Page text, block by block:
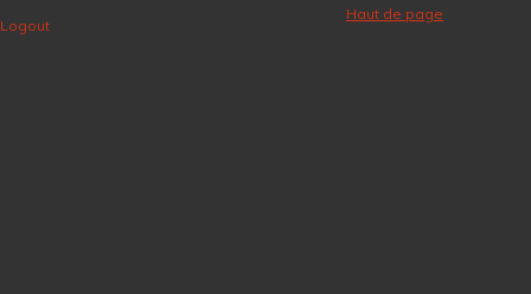
Haut de page
Logout